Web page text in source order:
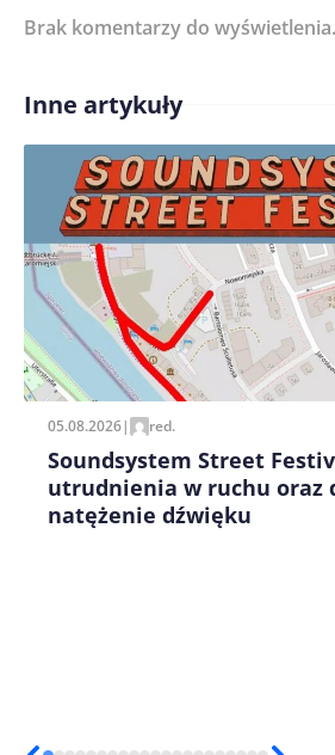
Treść komentarza*
Imię/ Nick*
Zapamiętaj moje dane w tej
pisania kolejnych komentarzy.
Brak komentarzy do wyświetlenia.
Inne artykuły
05.08.2026| red.
Soundsystem Street
utrudnienia w ruchu oraz
natężenie dźwięku